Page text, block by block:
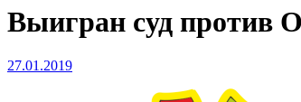
Выигран суд
27.01.2019